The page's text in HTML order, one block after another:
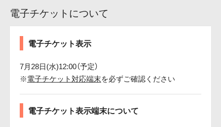
電子チケットについて
電子チケット表示
7月28日(水)12:00（予定）
※電子チケット対応端末を必ずご確認ください
電子チケット表示端末について